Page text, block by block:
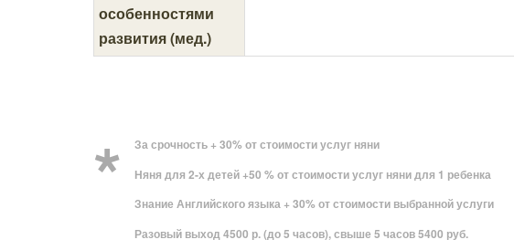
особенностями
развития (мед.)
За срочность + 30% от стоимости услуг няни
Няня для 2-х детей +50 % от стоимости услуг няни для 1 ребенка
Знание Английского языка + 30% от стоимости выбранной услуги
Разовый выход 4500 р. (до 5 часов), свыше 5 часов 5400 руб.